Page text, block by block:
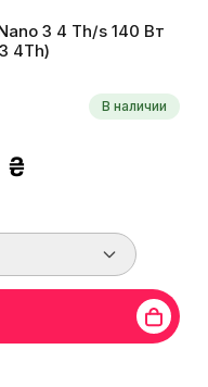
3 4 Th/s 140 Вт
4Th)
В наличии
₴